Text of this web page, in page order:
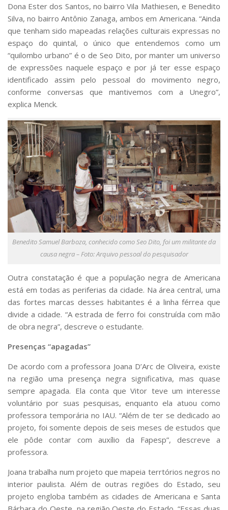
Dona Ester dos Santos, no bairro Vila Mathiesen, e Benedito
Silva, no bairro Antônio Zanaga, ambos em Americana. “Ainda
que tenham sido mapeadas relações culturais expressas no
espaço do quintal, o único que entendemos como um
“quilombo urbano” é o de Seo Dito, por manter um universo
de expressões naquele espaço e por já ter esse espaço
identificado assim pelo pessoal do movimento negro,
conforme conversas que mantivemos com a Unegro”,
explica Menck.
Benedito Samuel Barboza, conhecido como Seo Dito, foi um militante da
causa negra – Foto: Arquivo pessoal do pesquisador
Outra constatação é que a população negra de Americana
está em todas as periferias da cidade. Na área central, uma
das fortes marcas desses habitantes é a linha férrea que
divide a cidade. “A estrada de ferro foi construída com mão
de obra negra”, descreve o estudante.
Presenças “apagadas”
De acordo com a professora Joana D’Arc de Oliveira, existe
na região uma presença negra significativa, mas quase
sempre apagada. Ela conta que Vitor teve um interesse
voluntário por suas pesquisas, enquanto ela atuou como
professora temporária no IAU. “Além de ter se dedicado ao
projeto, foi somente depois de seis meses de estudos que
ele pôde contar com auxílio da Fapesp”, descreve a
professora.
Joana trabalha num projeto que mapeia terrtórios negros no
interior paulista. Além de outras regiões do Estado, seu
projeto engloba também as cidades de Americana e Santa